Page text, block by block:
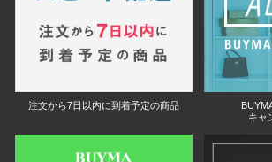
注文から7日以内に到着予定の商品
キャ